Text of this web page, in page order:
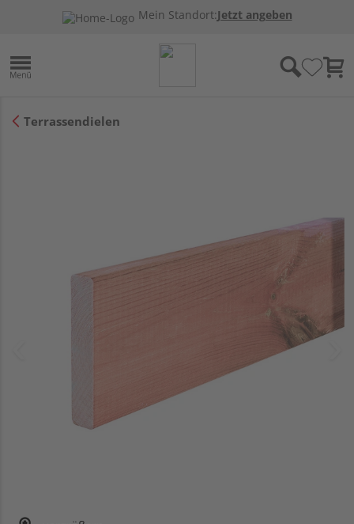
Mein Standort:Jetzt angeben
Terrassendielen